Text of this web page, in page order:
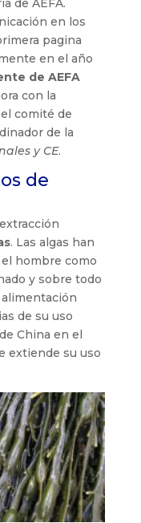
de AEFA.
en los
pagina
en el año
de AEFA
con la
comité de
de la
y CE.
de
. Las algas han
hombre como
y sobre todo
de su uso
China en el
extiende su uso